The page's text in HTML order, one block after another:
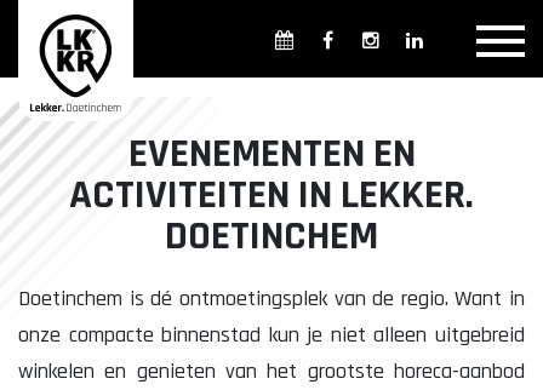
Overzicht winkels
Openingsdagen en -tijden
Weekmarkten
Overzicht horeca Overnachten
Overzicht Cultuur & Musea
EVENEMENTEN EN
ACTIVITEITEN IN LEKKER.
DOETINCHEM
Doetinchem is dé ontmoetingsplek van de regio. Want in
onze compacte binnenstad kun je niet alleen uitgebreid
winkelen en genieten van het grootste horeca-aanbod